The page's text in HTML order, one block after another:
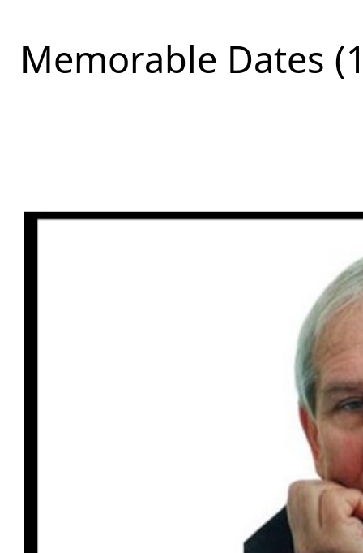
Memorable Dates